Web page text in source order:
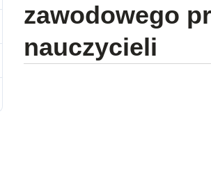
zawodowego
nauczycieli